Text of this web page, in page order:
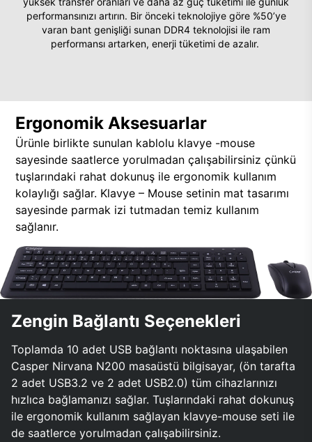
performansınızı artırın. Bir önceki teknolojiye göre %50’ye
varan bant genişliği sunan DDR4 teknolojisi ile ram
performansı artarken, enerji tüketimi de azalır.
Ergonomik Aksesuarlar
Ürünle birlikte sunulan kablolu klavye -mouse
sayesinde saatlerce yorulmadan çalışabilirsiniz çünkü
tuşlarındaki rahat dokunuş ile ergonomik kullanım
kolaylığı sağlar. Klavye – Mouse setinin mat tasarımı
sayesinde parmak izi tutmadan temiz kullanım
sağlanır.
Zengin Bağlantı Seçenekleri
Toplamda 10 adet USB bağlantı noktasına ulaşabilen
Casper Nirvana N200 masaüstü bilgisayar, (ön tarafta
2 adet USB3.2 ve 2 adet USB2.0) tüm cihazlarınızı
hızlıca bağlamanızı sağlar. Tuşlarındaki rahat dokunuş
ile ergonomik kullanım sağlayan klavye-mouse seti ile
de saatlerce yorulmadan çalışabilirsiniz.